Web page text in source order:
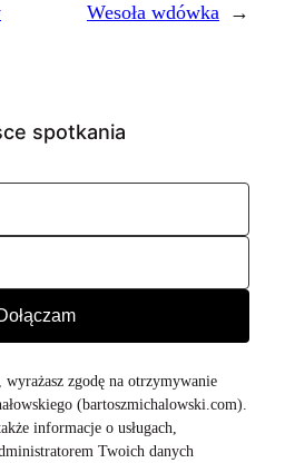
Wesoła wdówka →
spotkania
wyrażasz zgodę na otrzymywanie
(bartoszmichalowski.com).
informacje o usługach,
Twoich danych